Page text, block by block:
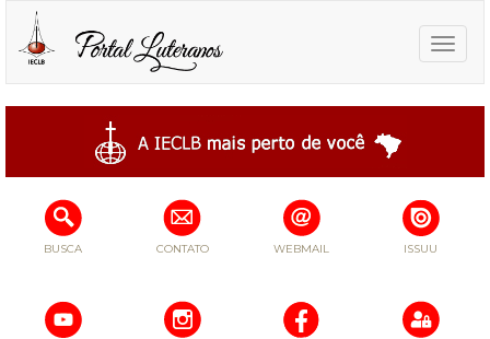
Toggle
BUSCA CONTATO WEBMAIL ISSUU